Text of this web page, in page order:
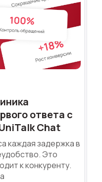
ответа с
Chat
каждая задержка в
Это
к конкуренту.